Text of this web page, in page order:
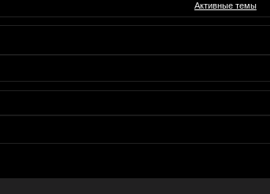
Активные темы